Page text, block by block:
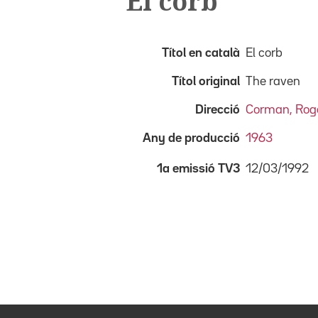
Títol en català El corb
Títol original The raven
Direcció Corman,
Any de producció 1963
1a emissió TV3 12/03/1992